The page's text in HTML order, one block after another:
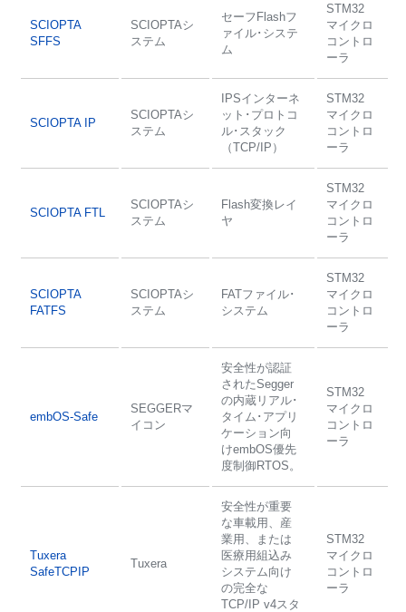
SCIOPTA
SFFS
SCIOPTAシ
ステム
セーフFlashフ
ァイル･システ
ム
STM32
マイクロ
コントロ
ーラ
SCIOPTA IP
SCIOPTAシ
ステム
IPSインターネ
ット･プロトコ
ル･スタック
（TCP/IP）
STM32
マイクロ
コントロ
ーラ
SCIOPTA FTL
SCIOPTAシ
ステム
Flash変換レイ
ヤ
STM32
マイクロ
コントロ
ーラ
SCIOPTA
FATFS
SCIOPTAシ
ステム
FATファイル･
システム
STM32
マイクロ
コントロ
ーラ
embOS-Safe
SEGGERマ
イコン
安全性が認証
されたSegger
の内蔵リアル･
タイム･アプリ
ケーション向
けembOS優先
度制御RTOS。
STM32
マイクロ
コントロ
ーラ
Tuxera
SafeTCPIP
Tuxera
安全性が重要
な車載用、産
業用、または
医療用組込み
システム向け
の完全な
TCP/IP v4スタ
STM32
マイクロ
コントロ
ーラ